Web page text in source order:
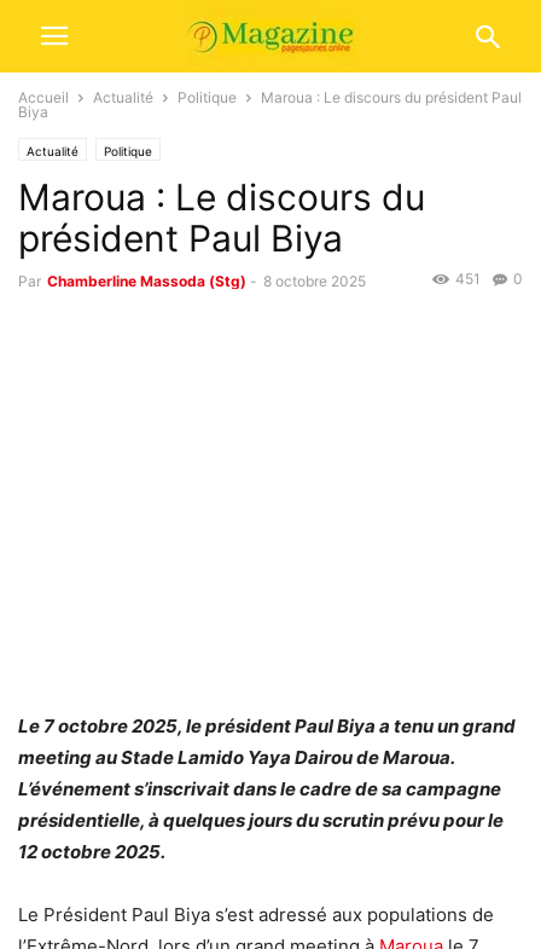
Accueil Actualité Politique
Maroua : Le discours du président Paul
Biya
Actualité Politique
Maroua : Le discours du
président Paul Biya
Par Chamberline Massoda (Stg) - 8 octobre 2025 0
451
Le 7 octobre 2025, le président Paul Biya a tenu un grand
meeting au Stade Lamido Yaya Dairou de Maroua.
L’événement s’inscrivait dans le cadre de sa campagne
présidentielle, à quelques jours du scrutin prévu pour le
12 octobre 2025.
Le Président Paul Biya s’est adressé aux populations de